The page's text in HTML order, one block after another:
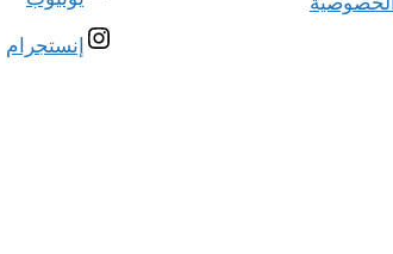
إنستجرام